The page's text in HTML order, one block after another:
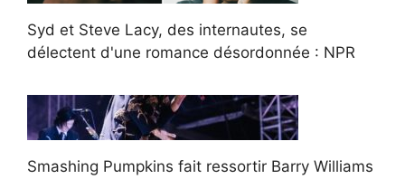
Syd et Steve Lacy, des internautes, se
délectent d'une romance désordonnée : NPR
Smashing Pumpkins fait ressortir Barry Williams